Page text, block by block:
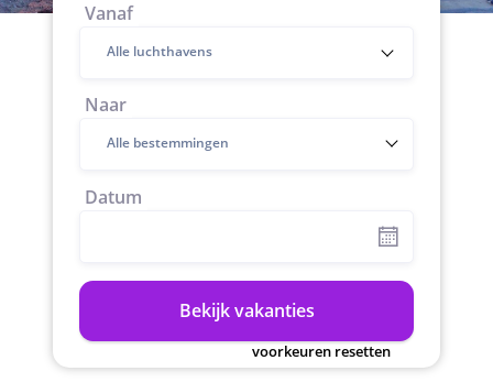
Vanaf
Naar
Alle bestemmingen
Datum
Bekijk vakanties
voorkeuren resetten